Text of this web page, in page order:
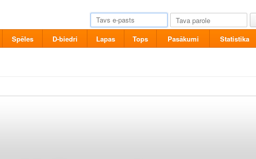
Spēles D-biedri Lapas Tops Pasākumi Statistika